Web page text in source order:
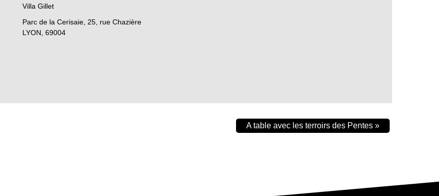
Villa Gillet
Parc de la Cerisaie, 25, rue Chazière
LYON 69004
A table avec les terroirs des Pentes »